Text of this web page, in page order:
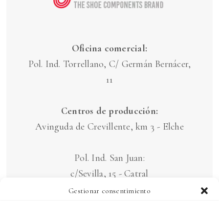
Gestionar consentimiento
Oficina comercial:
Pol. Ind. Torrellano, C/ Germán Bernácer,
11
Centros de producción:
Avinguda de Crevillente, km 3 - Elche
Pol. Ind. San Juan:
c/Sevilla, 15 - Catral
c/ Barcelona, 7 - Catral